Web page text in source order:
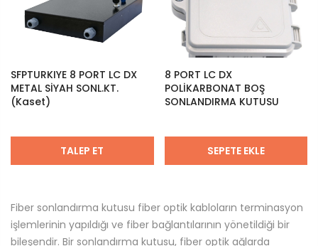
SFPTURKIYE 8 PORT LC DX
METAL SİYAH SONL.KT.
(Kaset)
TALEP ET
8 PORT LC DX
POLİKARBONAT BOŞ
SONLANDIRMA KUTUSU
SEPETE EKLE
Fiber sonlandırma kutusu fiber optik kabloların terminasyon
işlemlerinin yapıldığı ve fiber bağlantılarının yönetildiği bir
bileşendir. Bir sonlandırma kutusu, fiber optik ağlarda